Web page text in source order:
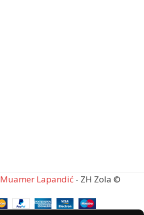
Muamer Lapandić- ZH Zola ©